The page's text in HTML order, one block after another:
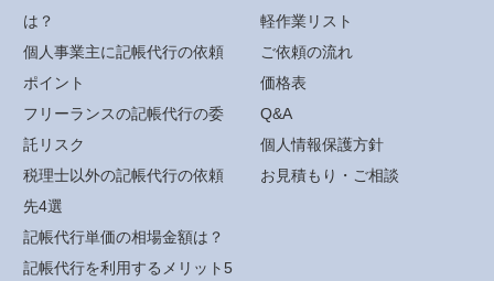
は？
個人事業主に記帳代行の依頼
ポイント
フリーランスの記帳代行の委
託リスク
税理士以外の記帳代行の依頼
先4選
記帳代行単価の相場金額は？
記帳代行を利用するメリット5
軽作業リスト
ご依頼の流れ
価格表
Q&A
個人情報保護方針
お見積もり・ご相談